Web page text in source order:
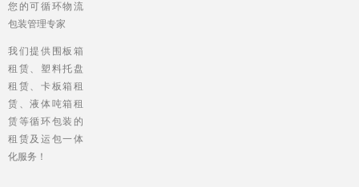
您的可循环物流
包装管理专家
我们提供围板箱
租赁、塑料托盘
租赁、卡板箱租
赁、液体吨箱租
赁等循环包装的
租赁及运包一体
化服务！